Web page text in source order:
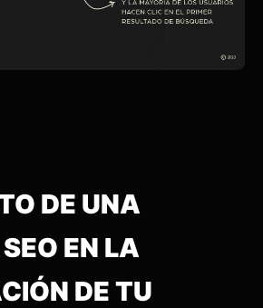
DE UNA
EN LA
DE TU